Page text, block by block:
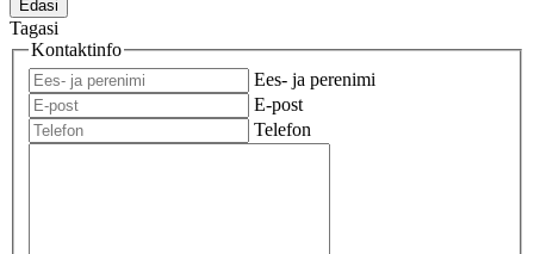
Edasi
Tagasi
Kontaktinfo
Ees- ja perenimi
E-post
Telefon